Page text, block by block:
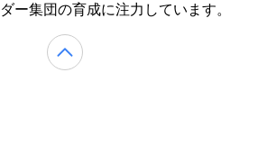
ー集団の育成に注力しています。